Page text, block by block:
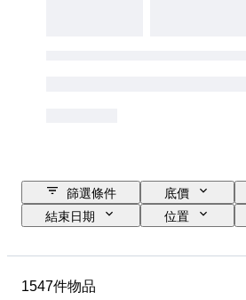
篩選條件 底價
結束日期
位置
狀態
1547件物品